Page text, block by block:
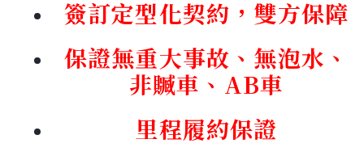
簽訂定型化契約，雙方保障
保證無重大事故、無泡水、
非贓車、AB車
里程履約保證